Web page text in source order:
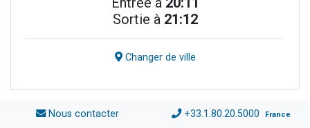
Sortie à 21:12
Changer de ville
Nous contacter +33.1.80.20.5000 France